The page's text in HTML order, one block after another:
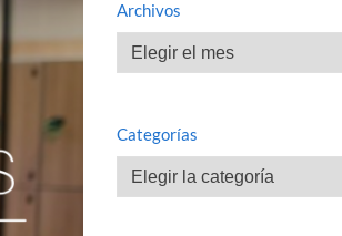
Archivos
Archivos
Categorías
Categorías